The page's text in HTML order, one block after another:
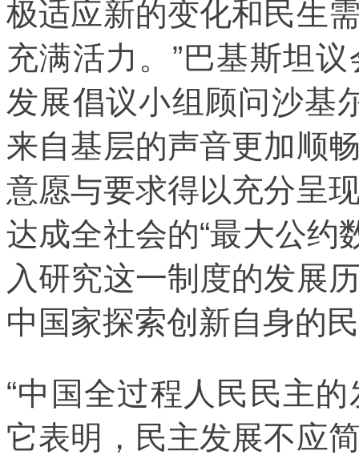
极适应新的变化和民生
充满活力。”巴基斯坦
发展倡议小组顾问沙基
来自基层的声音更加顺
意愿与要求得以充分呈
达成全社会的“最大公约
入研究这一制度的发展
中国家探索创新自身的
“中国全过程人民民主
它表明，民主发展不应